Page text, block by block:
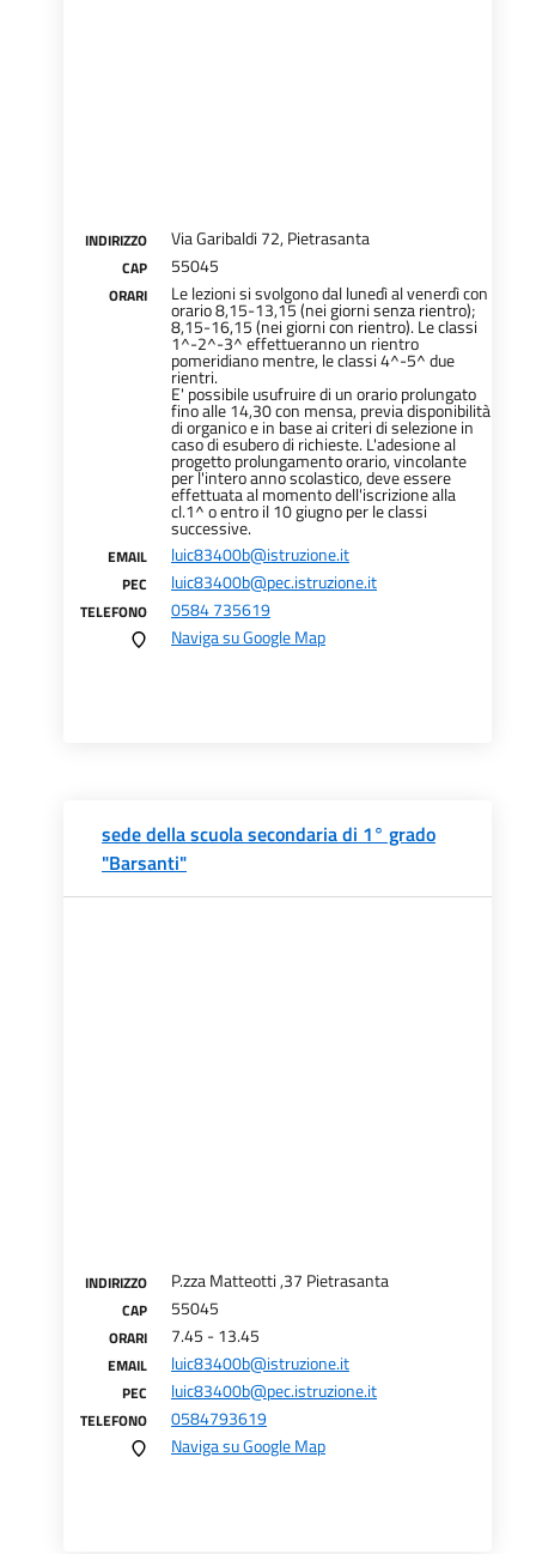
INDIRIZZO Via Garibaldi 72, Pietrasanta
CAP 55045
ORARI Le lezioni si svolgono dal lunedì al venerdì con
orario 8,15-13,15 (nei giorni senza rientro);
8,15-16,15 (nei giorni con rientro). Le classi
1^-2^-3^ effettueranno un rientro
pomeridiano mentre, le classi 4^-5^ due
rientri.
E' possibile usufruire di un orario prolungato
fino alle 14,30 con mensa, previa disponibilità
di organico e in base ai criteri di selezione in
caso di esubero di richieste. L'adesione al
progetto prolungamento orario, vincolante
per l'intero anno scolastico, deve essere
effettuata al momento dell'iscrizione alla
cl.1^ o entro il 10 giugno per le classi
successive.
EMAIL luic83400b@istruzione.it
PEC luic83400b@pec.istruzione.it
TELEFONO
0584 735619
Naviga su Google Map
sede della scuola secondaria di 1° grado
"Barsanti"
INDIRIZZO P.zza Matteotti ,37 Pietrasanta
CAP 55045
ORARI 7.45 - 13.45
EMAIL luic83400b@istruzione.it
PEC luic83400b@pec.istruzione.it
TELEFONO
0584793619
Naviga su Google Map